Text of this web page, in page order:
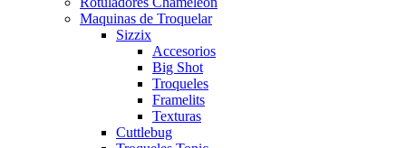
Maquinas de Troquelar
Sizzix
Accesorios
Big Shot
Troqueles
Framelits
Texturas
Cuttlebug